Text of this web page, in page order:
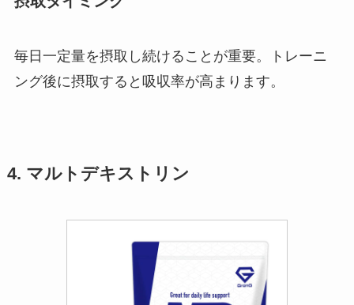
毎日一定量を摂取し続けることが重要。トレーニ
ング後に摂取すると吸収率が高まります。
4. マルトデキストリン